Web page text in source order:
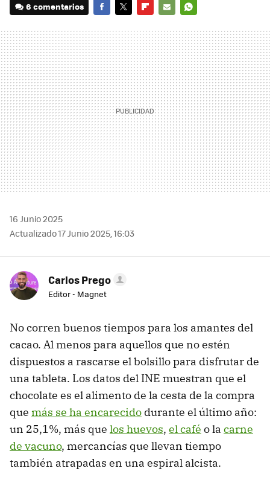
6 comentarios
MAIL
16 Junio 2025
Actualizado 17 Junio 2025, 16:03
Carlos Prego
Editor - Magnet
No corren buenos tiempos para los amantes del
cacao. Al menos para aquellos que no estén
dispuestos a rascarse el bolsillo para disfrutar de
una tableta. Los datos del INE muestran que el
chocolate es el alimento de la cesta de la compra
que más se ha encarecido durante el último año:
un 25,1%, más que los huevos, el café o la carne
de vacuno, mercancías que llevan tiempo
también atrapadas en una espiral alcista.